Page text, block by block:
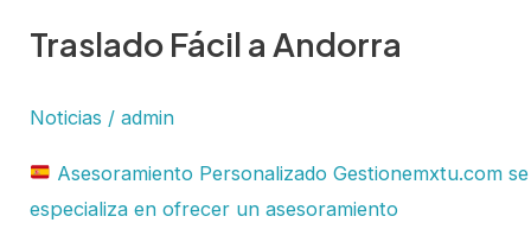
Traslado Fácil a Andorra
Noticias / admin
Asesoramiento Personalizado Gestionemxtu.com se
especializa en ofrecer un asesoramiento